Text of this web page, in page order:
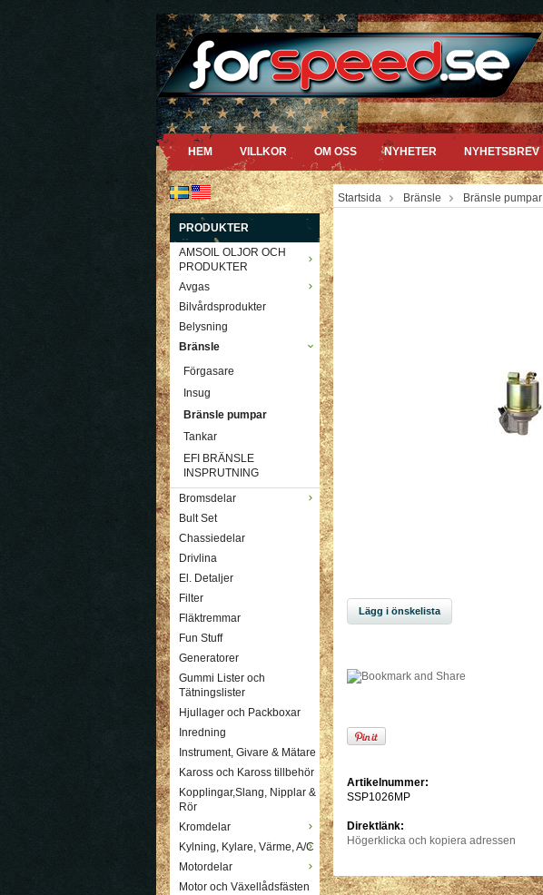
HEM VILLKOR OM OSS NYHETER NYHETSBREV
PRODUKTER
AMSOIL OLJOR OCH
PRODUKTER
Avgas
Bilvårdsprodukter
Belysning
Bränsle
Förgasare
Insug
Bränsle pumpar
Tankar
EFI BRÄNSLE
INSPRUTNING
Bromsdelar
Bult Set
Chassiedelar
Drivlina
El. Detaljer
Filter
Fläktremmar
Fun Stuff
Generatorer
Gummi Lister och
Tätningslister
Hjullager och Packboxar
Inredning
Instrument, Givare & Mätare
Kaross och Kaross tillbehör
Kopplingar,Slang, Nipplar &
Rör
Kromdelar
Kylning, Kylare, Värme, A/C
Motordelar
Motor och Växellådsfästen
Startsida Bränsle Bränsle pumpar
Lägg i önskelista
Artikelnummer:
SSP1026MP
Direktlänk:
Högerklicka och kopiera adressen